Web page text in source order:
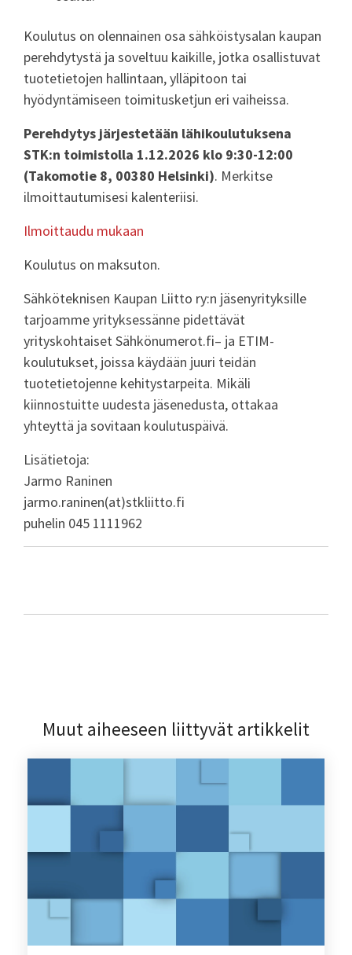
Koulutus on olennainen osa sähköistysalan kaupan
perehdytystä ja soveltuu kaikille, jotka osallistuvat
tuotetietojen hallintaan, ylläpitoon tai
hyödyntämiseen toimitusketjun eri vaiheissa.
Perehdytys järjestetään lähikoulutuksena
STK:n toimistolla 1.12.2026 klo 9:30-12:00
(Takomotie 8, 00380 Helsinki). Merkitse
ilmoittautumisesi kalenteriisi.
Ilmoittaudu mukaan
Koulutus on maksuton.
Sähköteknisen Kaupan Liitto ry:n jäsenyrityksille
tarjoamme yrityksessänne pidettävät
yrityskohtaiset Sähkönumerot.fi– ja ETIM-
koulutukset, joissa käydään juuri teidän
tuotetietojenne kehitystarpeita. Mikäli
kiinnostuitte uudesta jäsenedusta, ottakaa
yhteyttä ja sovitaan koulutuspäivä.
Lisätietoja:
Jarmo Raninen
jarmo.raninen(at)stkliitto.fi
puhelin 045 1111962
Muut aiheeseen liittyvät artikkelit